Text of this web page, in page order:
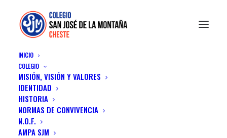
INICIO
COLEGIO
MISIÓN, VISIÓN Y VALORES
IDENTIDAD
HISTORIA
NORMAS DE CONVIVENCIA
N.O.F.
AMPA SJMAgradecimiento el